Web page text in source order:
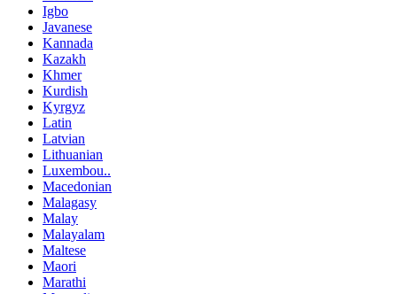
Igbo
Javanese
Kannada
Kazakh
Khmer
Kurdish
Kyrgyz
Latin
Latvian
Lithuanian
Luxembou..
Macedonian
Malagasy
Malay
Malayalam
Maltese
Maori
Marathi